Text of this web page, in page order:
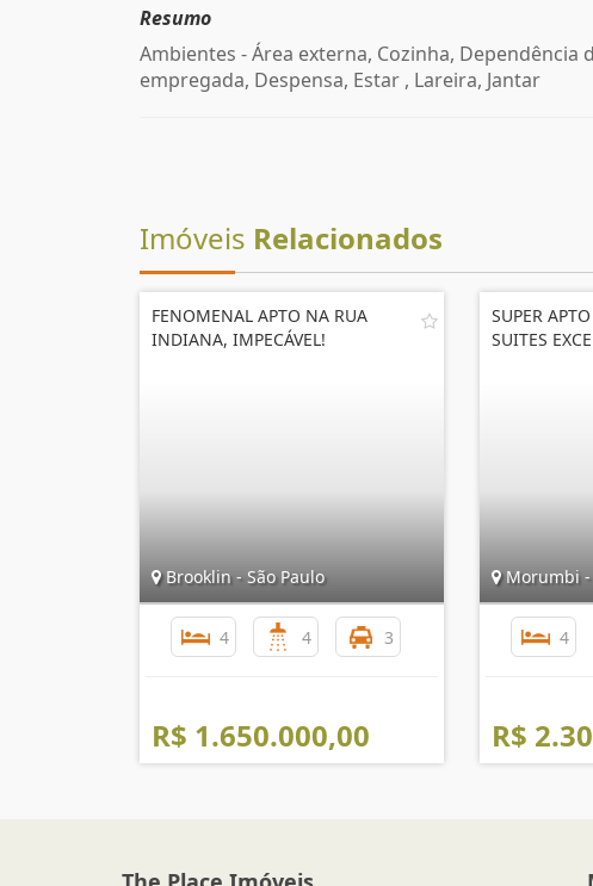
Resumo
Ambientes - Área externa, Cozinha, Dependência
empregada, Despensa, Estar , Lareira, Jantar
Imóveis Relacionados
FENOMENAL APTO NA RUA
INDIANA, IMPECÁVEL!
Brooklin - São Paulo
4 4 3
R$ 1.650.000,00
SUPER
SUITES
Morumbi -
4
R$